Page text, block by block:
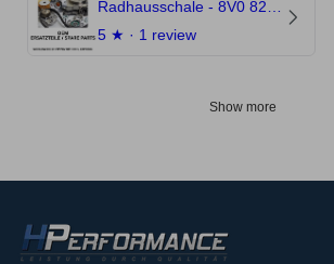
5 ★ · 1 review
Show more